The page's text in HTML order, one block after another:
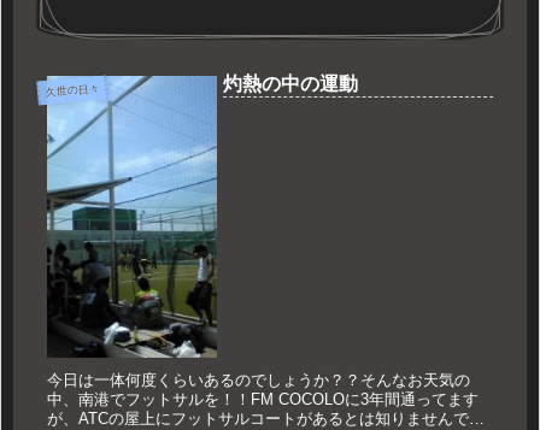
久世の日々 灼熱の中の運動
今日は一体何度くらいあるのでしょうか？？そんなお天気の
中、南港でフットサルを！！FM COCOLOに3年間通ってます
が、ATCの屋上にフットサルコートがあるとは知りませんでし